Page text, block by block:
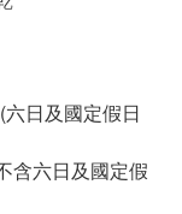
日及國定假日
含六日及國定假